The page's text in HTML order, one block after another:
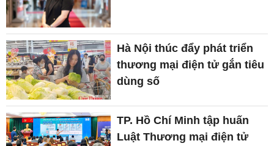
Hà Nội thúc đẩy phát triển
thương mại điện tử gắn tiêu
dùng số
TP. Hồ Chí Minh tập huấn
Luật Thương mại điện tử